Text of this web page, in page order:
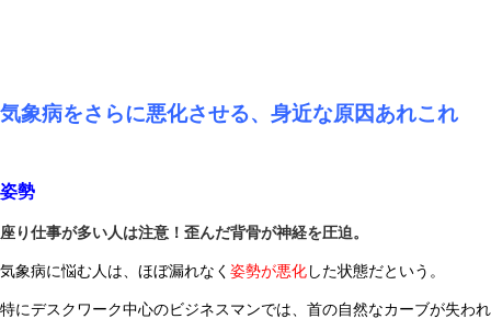
気象病をさらに悪化させる、身近な原因あれこれ
姿勢
座り仕事が多い人は注意！歪んだ背骨が神経を圧迫。
気象病に悩む人は、ほぼ漏れなく 姿勢が悪化した状態だという。
特にデスクワーク中心のビジネスマンでは、首の自然なカーブが失わ